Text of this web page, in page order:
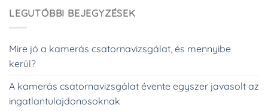
LEGUTÓBBI BEJEGYZÉSEK
Mire jó a kamerás csatornavizsgálat, és mennyibe
kerül?
A kamerás csatornavizsgálat évente egyszer javasolt az
ingatlantulajdonosoknak